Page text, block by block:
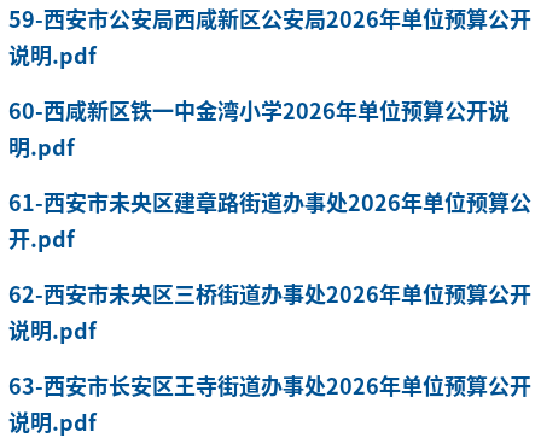
59-西安市公安局西咸新区公安局2026年单位预算公开
说明.pdf
60-西咸新区铁一中金湾小学2026年单位预算公开说
明.pdf
61-西安市未央区建章路街道办事处2026年单位预算公
开.pdf
62-西安市未央区三桥街道办事处2026年单位预算公开
说明.pdf
63-西安市长安区王寺街道办事处2026年单位预算公开
说明.pdf